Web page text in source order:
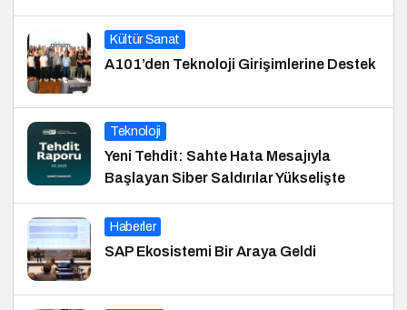
Kültür Sanat
A101’den Teknoloji Girişimlerine Destek
Teknoloji
Yeni Tehdit: Sahte Hata Mesajıyla
Başlayan Siber Saldırılar Yükselişte
Haberler
SAP Ekosistemi Bir Araya Geldi